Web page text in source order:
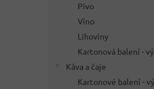
Pivo
Víno
Lihoviny
Kartonová balení -
Káva a čaje
Kartonové balení -